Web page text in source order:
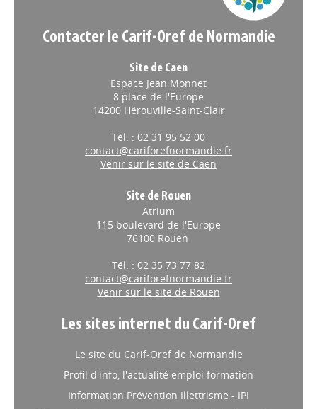
Contacter le Carif-Oref de Normandie
Site de Caen
Espace Jean Monnet
8 place de l'Europe
14200 Hérouville-Saint-Clair
Tél. : 02 31 95 52 00
contact@cariforefnormandie.fr
Venir sur le site de Caen
Site de Rouen
Atrium
115 boulevard de l'Europe
76100 Rouen
Tél. : 02 35 73 77 82
contact@cariforefnormandie.fr
Venir sur le site de Rouen
Les sites internet du Carif-Oref
Le site du Carif-Oref de Normandie
Profil d'info, l'actualité emploi formation
Information Prévention Illettrisme - IPI